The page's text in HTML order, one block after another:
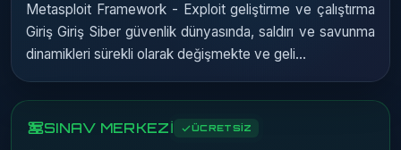
Metasploit Framework - Exploit geliştirme ve çalıştırma
Giriş Giriş Siber güvenlik dünyasında, saldırı ve savunma
dinamikleri sürekli olarak değişmekte ve geli…
SINAV MERKEZİ ÜCRETSİZ